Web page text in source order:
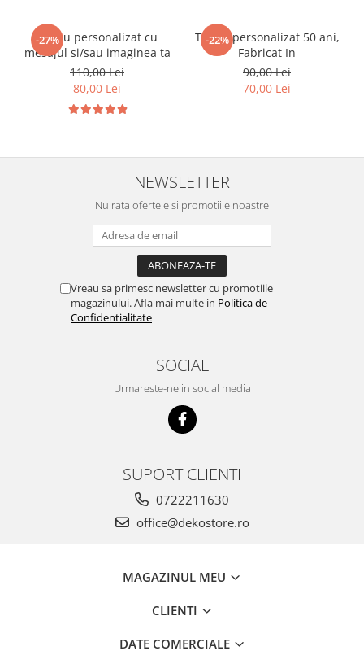
-27%
Tricou personalizat cu
mesajul si/sau imaginea ta
110,00 Lei
80,00 Lei
-22%
Tricou personalizat 50 ani,
Fabricat In
90,00 Lei
70,00 Lei
NEWSLETTER
Nu rata ofertele si promotiile noastre
Vreau sa primesc newsletter cu promotiile
magazinului. Afla mai multe in Politica de
Confidentialitate
SOCIAL
Urmareste-ne in social media
SUPORT CLIENTI
0722211630
office@dekostore.ro
MAGAZINUL MEU
CLIENTI
DATE COMERCIALE